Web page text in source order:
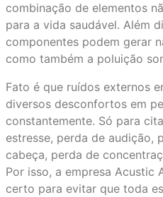
combinação de elementos
para a vida saudável. Além
componentes podem gerar
como também a poluição
Fato é que ruídos externos
diversos desconfortos em
constantemente. Só para
estresse, perda de audição,
cabeça, perda de
Por isso, a empresa Acustic
certo para evitar que toda